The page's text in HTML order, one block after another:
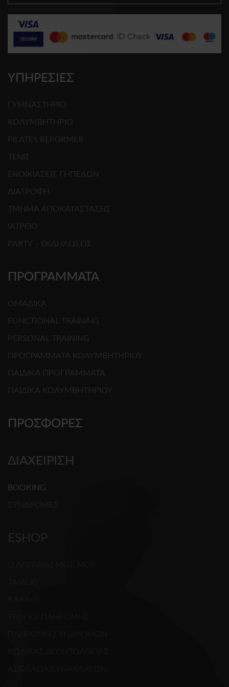
ΥΠΗΡΕΣΙΕΣ
ΓΥΜΝΑΣΤΗΡΙΟ
ΚΟΛΥΜΒΗΤΗΡΙΟ
PILATES REFORMER
ΤΕΝΙΣ
ΕΝΟΙΚΙΑΣΕΙΣ ΓΗΠΕΔΩΝ
ΔΙΑΤΡΟΦΗ
ΤΜΗΜΑ ΑΠΟΚΑΤΑΣΤΑΣΗΣ
ΙΑΤΡΕΙΟ
PARTY – ΕΚΔΗΛΩΣΕΙΣ
ΠΡΟΓΡΑΜΜΑΤΑ
ΟΜΑΔΙΚΑ
FUNCTIONAL TRAINING
PERSONAL TRAINING
ΠΡΟΓΡΑΜΜΑΤΑ ΚΟΛΥΜΒΗΤΗΡΙΟΥ
ΠΑΙΔΙΚΑ ΠΡΟΓΡΑΜΜΑΤΑ
ΠΑΙΔΙΚΑ ΚΟΛΥΜΒΗΤΗΡΙΟΥ
ΠΡΟΣΦΟΡΕΣ
ΔΙΑΧΕΙΡΙΣΗ
BOOKING
ESHOP